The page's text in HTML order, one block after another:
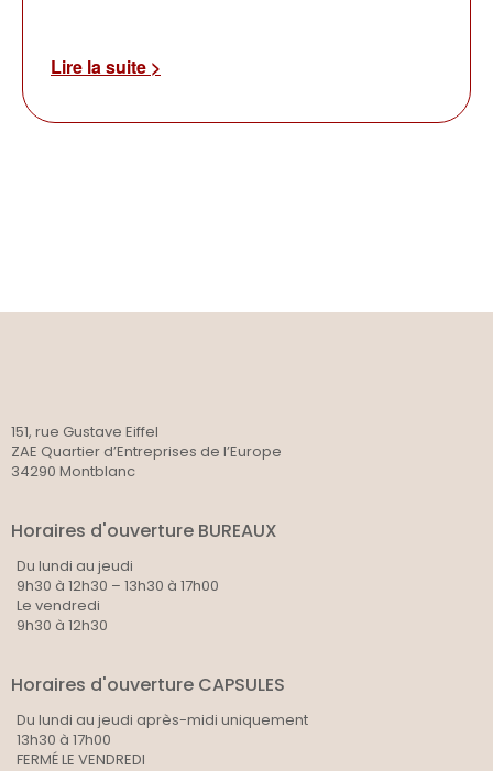
Lire la suite >
151, rue Gustave Eiffel
ZAE Quartier d’Entreprises de l’Europe
34290 Montblanc
Horaires d'ouverture BUREAUX
Du lundi au jeudi
9h30 à 12h30 – 13h30 à 17h00
Le vendredi
9h30 à 12h30
Horaires d'ouverture CAPSULES
Du lundi au jeudi après-midi uniquement
13h30 à 17h00
FERMÉ LE VENDREDI